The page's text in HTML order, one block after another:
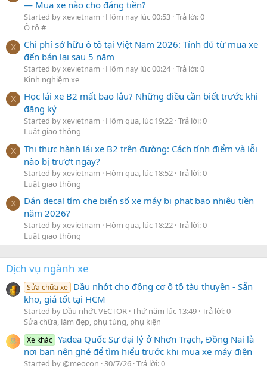
— Mua xe nào cho đáng tiền?
Started by xevietnam Hôm nay lúc 00:53 Trả lời: 0
Ô tô #
X
Chi phí sở hữu ô tô tại Việt Nam 2026: Tính đủ từ mua xe
đến bán lại sau 5 năm
Started by xevietnam Hôm nay lúc 00:24 Trả lời: 0
Kinh nghiệm xe
X
Học lái xe B2 mất bao lâu? Những điều cần biết trước khi
đăng ký
Started by xevietnam Hôm qua, lúc 19:22 Trả lời: 0
Luật giao thông
X
Thi thực hành lái xe B2 trên đường: Cách tính điểm và lỗi
nào bị trượt ngay?
Started by xevietnam Hôm qua, lúc 18:52 Trả lời: 0
Luật giao thông
X
Dán decal tím che biển số xe máy bị phạt bao nhiêu tiền
năm 2026?
Started by xevietnam Hôm qua, lúc 18:22 Trả lời: 0
Luật giao thông
Dịch vụ ngành xe
Sửa chữa xe Dầu nhớt cho động cơ ô tô tàu thuyền - Sẵn
kho, giá tốt tại HCM
Started by Dầu nhớt VECTOR Thứ năm lúc 13:49 Trả lời: 0
Sửa chữa, làm đẹp, phụ tùng, phụ kiện
Xe khác Yadea Quốc Sự đại lý ở Nhơn Trạch, Đồng Nai là
nơi bạn nên ghé để tìm hiểu trước khi mua xe máy điện
Started by @meocon 30/7/26 Trả lời: 0